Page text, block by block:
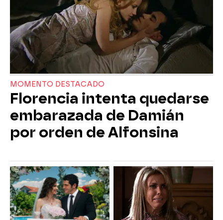
MOMENTO DESTACADO
Florencia intenta quedarse
embarazada de Damián
por orden de Alfonsina